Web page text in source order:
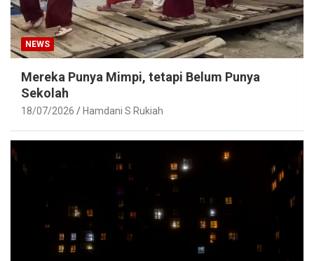
NEWS
Mereka Punya Mimpi, tetapi Belum Punya
Sekolah
18/07/2026 Hamdani S Rukiah